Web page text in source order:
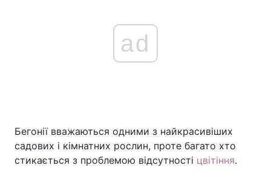
ad
Бегонії вважаються одними з найкрасивіших
садових і кімнатних рослин, проте багато хто
стикається з проблемою відсутності цвітіння.